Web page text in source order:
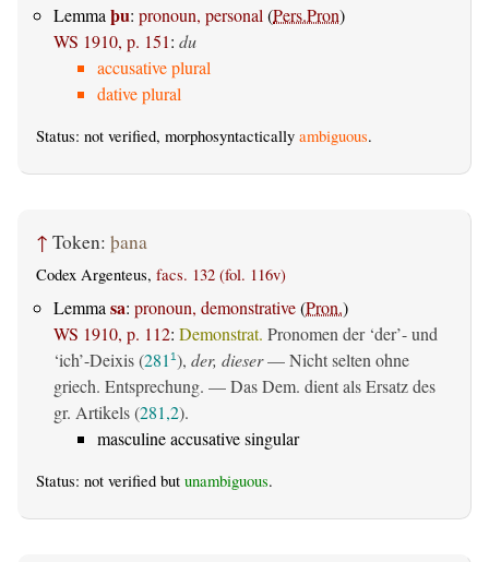
Lemma þu: pronoun, personal (Pers.Pron)
WS 1910, p. 151: du
accusative plural
dative plural
Status: not verified, morphosyntactically ambiguous.
↑ Token: þana
Codex Argenteus, facs. 132 (fol. 116v)
Lemma sa: pronoun, demonstrative(Pron.)
WS 1910, p. 112: Demonstrat. Pronomen der ‘der’- und
‘ich’-Deixis (281 1), der, dieser— Nicht selten ohne
griech. Entsprechung. — Das Dem. dient als Ersatz des
gr. Artikels (281,2).
masculine accusative singular
Status: not verified but unambiguous.